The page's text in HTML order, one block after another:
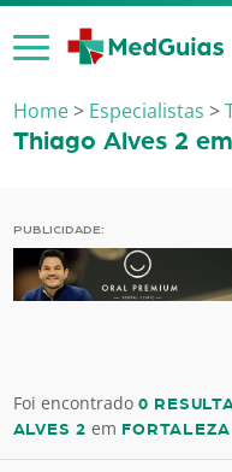
Ir para o conteúdo
Home> Especialistas >
Thiago Alves 2
PUBLICIDADE:
Foi encontrado 0
ALVES 2 em